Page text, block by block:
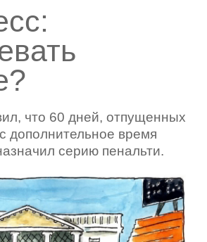
что 60 дней, отпущенных
дополнительное время
серию пенальти.